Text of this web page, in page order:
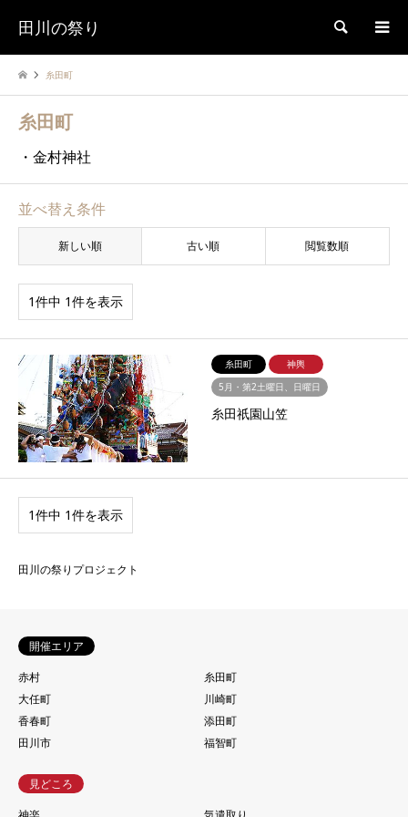
田川の祭り 検索
糸田町
糸田町
・金村神社
並べ替え条件
新しい順 古い順 閲覧数順
1件中 1件を表示
糸田町
神輿
5月・第2土曜日、日曜日
糸田祇園山笠
1件中 1件を表示
田川の祭りプロジェクト
開催エリア
赤村
糸田町
大任町
川崎町
香春町
添田町
田川市
福智町
見どころ